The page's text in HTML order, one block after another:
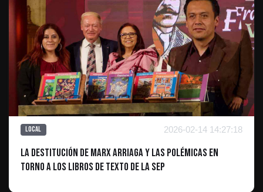
Local 2026-02-14 14:27:18
La Destitución de Marx Arriaga y las Polémicas en
Torno a los Libros de Texto de la SEP